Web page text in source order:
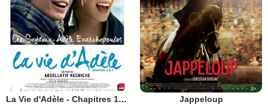
La Vie d'Adèle - Chapitres 1 et 2 Jappeloup